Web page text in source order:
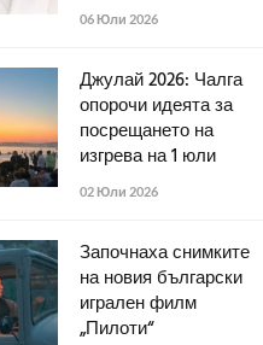
06 Юли 2026
Джулай 2026: Чалга
опорочи идеята за
посрещането на
изгрева на 1 юли
02 Юли 2026
Започнаха снимките
на новия български
игрален филм
„Пилоти“